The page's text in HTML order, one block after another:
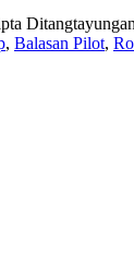
, Balasan Pilot,